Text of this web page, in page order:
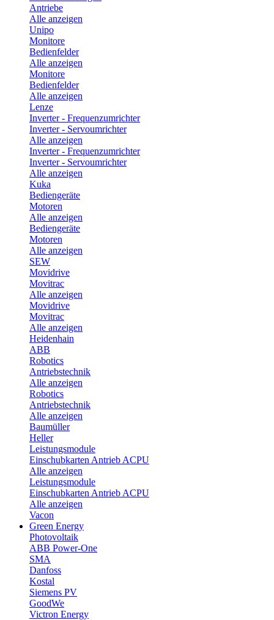
Antriebe
Alle anzeigen
Unipo
Monitore
Bedienfelder
Alle anzeigen
Monitore
Bedienfelder
Alle anzeigen
Lenze
Inverter - Frequenzumrichter
Inverter - Servoumrichter
Alle anzeigen
Inverter - Frequenzumrichter
Inverter - Servoumrichter
Alle anzeigen
Kuka
Bediengeräte
Motoren
Alle anzeigen
Bediengeräte
Motoren
Alle anzeigen
SEW
Movidrive
Movitrac
Alle anzeigen
Movidrive
Movitrac
Alle anzeigen
Heidenhain
ABB
Robotics
Antriebstechnik
Alle anzeigen
Robotics
Antriebstechnik
Alle anzeigen
Baumüller
Heller
Leistungsmodule
Einschubkarten Antrieb ACPU
Alle anzeigen
Leistungsmodule
Einschubkarten Antrieb ACPU
Alle anzeigen
Vacon
Green Energy
Photovoltaik
ABB Power-One
SMA
Danfoss
Kostal
Siemens PV
GoodWe
Victron Energy